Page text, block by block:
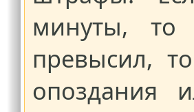
минуты, то
превысил,
опоздания